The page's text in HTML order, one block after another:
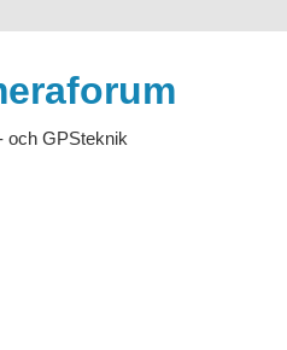
och GPSteknik